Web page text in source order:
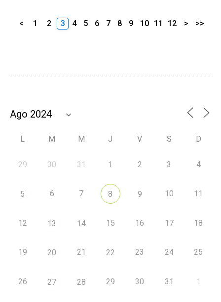
< 1 2 3 4 5 6 7 8 9 10 11 12 > >>
L M M J V S D
29 30 31 1 2 3 4
5 6 7 8 9 10 11
12 13 14 15 16 17 18
19 20 21 22 23 24 25
26 27 28 29 30 31 1